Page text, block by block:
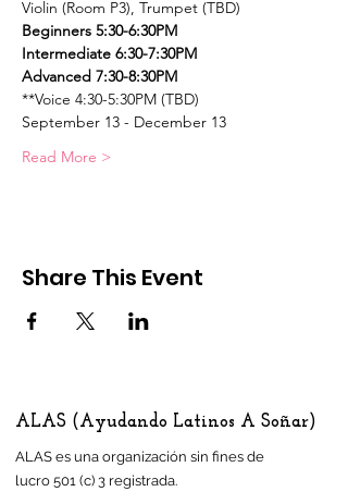
Violin (Room P3), Trumpet (TBD)
Beginners 5:30-6:30PM
Intermediate 6:30-7:30PM
Advanced 7:30-8:30PM
**Voice 4:30-5:30PM (TBD)
September 13 - December 13
Read More >
Share This Event
ALAS (Ayudando Latinos A Soñar)
ALAS es una organización sin fines de
lucro 501 (c) 3 registrada.